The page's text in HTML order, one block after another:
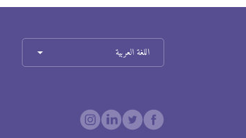
اللغة العربية